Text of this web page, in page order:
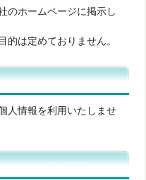
のホームページに掲示し
は定めておりません。
人情報を利用いたしませ